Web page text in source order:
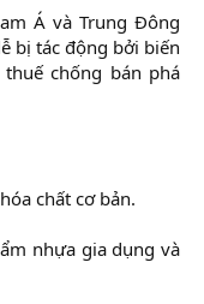
Á và Trung Đông
bị tác động bởi biến
chống bán phá
chất cơ bản.
nhựa gia dụng và